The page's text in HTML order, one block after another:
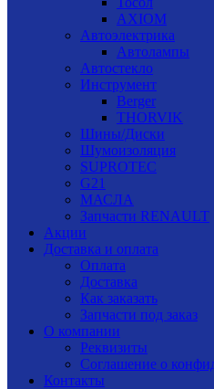
AXIOM
Автоэлектрика
Автолампы
Автостекло
Инструмент
Berger
THORVIK
Шины/Диски
Шумоизоляция
SUPROTEC
G21
МАСЛА
Запчасти RENAULT
Акции
Доставка и оплата
Оплата
Доставка
Как заказать
Запчасти под заказ
О компании
Реквизиты
Соглашение о
Контакты